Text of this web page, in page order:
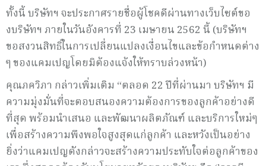
ทั้งนี้ บริษัทฯ จะประกาศรายชื่อผู้โชคดีผ่านทางเว็บไซต์ขอ
งบริษัทฯ ภายในวันอังคารที่ 23 เมษายน 2562 นี้ (บริษัทฯ
ขอสงวนสิทธิ์ในการเปลี่ยนแปลงเงื่อนไขและข้อกำหนดต่าง
ๆ ของแคมเปญโดยมิต้องแจ้งให้ทราบล่วงหน้า)
คุณภควิภา กล่าวเพิ่มเติม “ตลอด 22 ปีที่ผ่านมา บริษัทฯ มี
ความมุ่งมั่นที่จะตอบสนองความต้องการของลูกค้าอย่างดี
ที่สุด พร้อมนำเสนอ และพัฒนาผลิตภัณฑ์ และบริการใหม่ๆ
เพื่อสร้างความพึงพอใจสูงสุดแก่ลูกค้า และหวังเป็นอย่าง
ยิ่งว่าแคมเปญดังกล่าวจะสร้างความประทับใจต่อลูกค้าของ